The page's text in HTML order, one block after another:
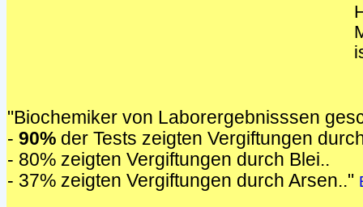
"Biochemiker von Laborergebnisssen
- 90% der Tests zeigten Vergiftungen
- 80% zeigten Vergiftungen durch Blei..
- 37% zeigten Vergiftungen durch Arsen.."